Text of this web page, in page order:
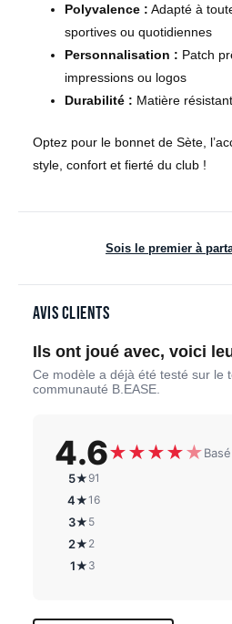
Polyvalence : Adapté à
sportives ou quotidiennes
Personnalisation : Patch
impressions ou logos
Durabilité : Matière
Optez pour le bonnet de Sète,
style, confort et fierté du club !
Sois le premier à
Avis clients
Ils ont joué avec, voici
Ce modèle a déjà été testé sur le
communauté B.EASE.
4.6★★★★★
5★ 91
4★16
3★ 5
2★ 2
1★ 3